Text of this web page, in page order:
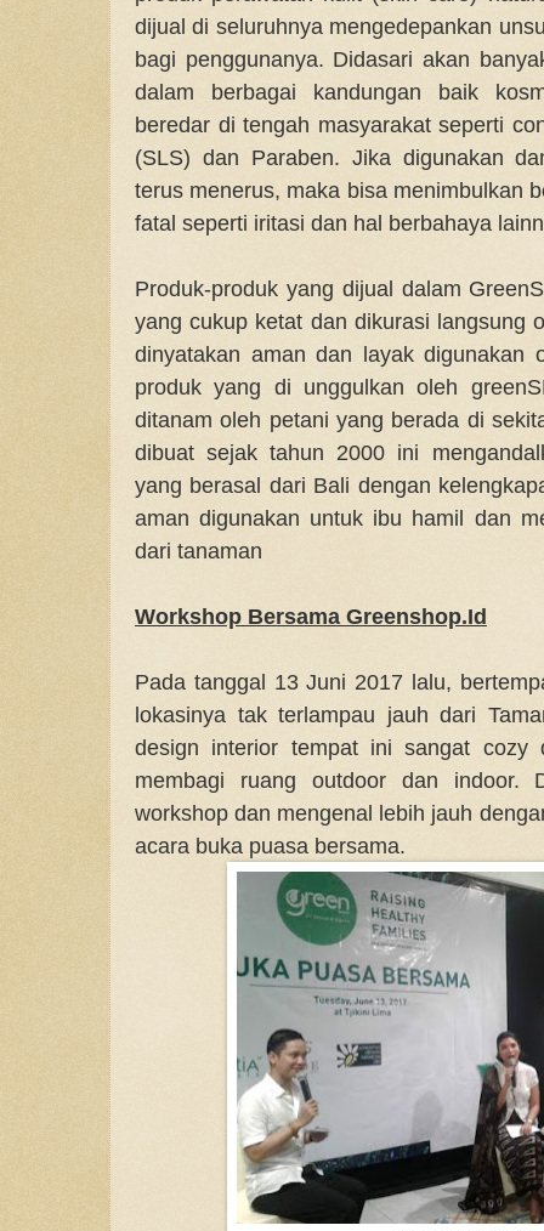
dijual di seluruhnya mengedepankan
bagi penggunanya. Didasari akan
dalam berbagai kandungan baik
beredar di tengah masyarakat seperti
(SLS) dan Paraben. Jika digunakan
terus menerus, maka bisa menimbulkan
fatal seperti iritasi dan hal berbahaya
Produk-produk yang dijual dalam
yang cukup ketat dan dikurasi langsung
dinyatakan aman dan layak digunakan
produk yang di unggulkan oleh
ditanam oleh petani yang berada di
dibuat sejak tahun 2000 ini
yang berasal dari Bali dengan
aman digunakan untuk ibu hamil dan
dari tanaman
Workshop Bersama Greenshop.Id
Pada tanggal 13 Juni 2017 lalu,
lokasinya tak terlampau jauh dari
design interior tempat ini sangat cozy
membagi ruang outdoor dan indoor.
workshop dan mengenal lebih jauh
acara buka puasa bersama.